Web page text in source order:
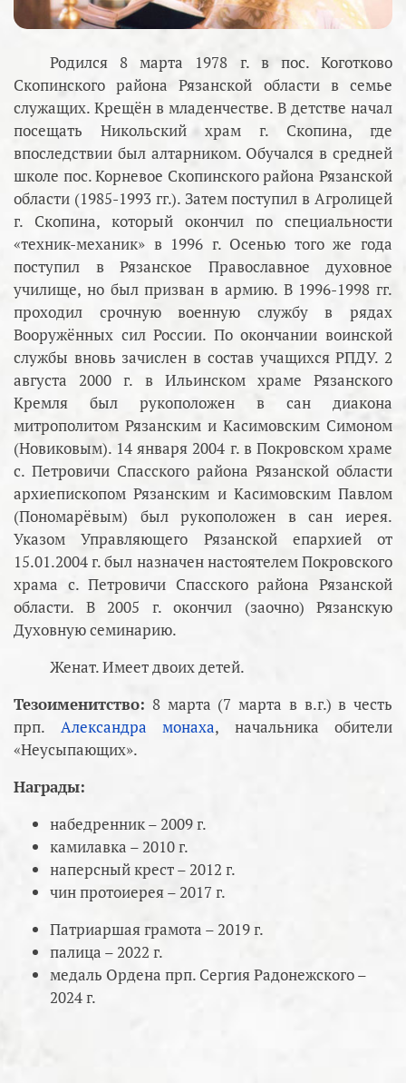
Родился 8 марта 1978 г. в пос. Коготково
Скопинского района Рязанской области в семье
служащих. Крещён в младенчестве. В детстве начал
посещать Никольский храм г. Скопина, где
впоследствии был алтарником. Обучался в средней
школе пос. Корневое Скопинского района Рязанской
области (1985-1993 гг.). Затем поступил в Агролицей
г. Скопина, который окончил по специальности
«техник-механик» в 1996 г. Осенью того же года
поступил в Рязанское Православное духовное
училище, но был призван в армию. В 1996-1998 гг.
проходил срочную военную службу в рядах
Вооружённых сил России. По окончании воинской
службы вновь зачислен в состав учащихся РПДУ. 2
августа 2000 г. в Ильинском храме Рязанского
Кремля был рукоположен в сан диакона
митрополитом Рязанским и Касимовским Симоном
(Новиковым). 14 января 2004 г. в Покровском храме
с. Петровичи Спасского района Рязанской области
архиепископом Рязанским и Касимовским Павлом
(Пономарёвым) был рукоположен в сан иерея.
Указом Управляющего Рязанской епархией от
15.01.2004 г. был назначен настоятелем Покровского
храма с. Петровичи Спасского района Рязанской
области. В 2005 г. окончил (заочно) Рязанскую
Духовную семинарию.
Женат. Имеет двоих детей.
Тезоименитство: 8 марта (7 марта в в.г.) в честь
прп. Александра монаха, начальника обители
«Неусыпающих».
Награды:
набедренник – 2009 г.
камилавка – 2010 г.
наперсный крест – 2012 г.
чин протоиерея – 2017 г.
Патриаршая грамота – 2019 г.
палица – 2022 г.
медаль Ордена прп. Сергия Радонежского –
2024 г.